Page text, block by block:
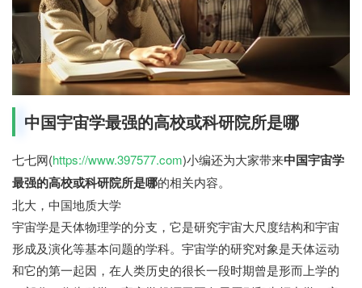
中国宇宙学最强的高校或科研院所是哪
七七网(https://www.397577.com)小编还为大家带来中国宇宙学
最强的高校或科研院所是哪的相关内容。
北大，中国地质大学
宇宙学是天体物理学的分支，它是研究宇宙大尺度结构和宇宙
形成及演化等基本问题的学科。宇宙学的研究对象是天体运动
和它的第一起因，在人类历史的很长一段时期曾是形而上学的